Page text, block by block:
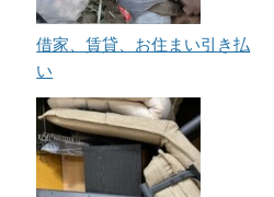
借家、賃貸、お住まい引き払
い